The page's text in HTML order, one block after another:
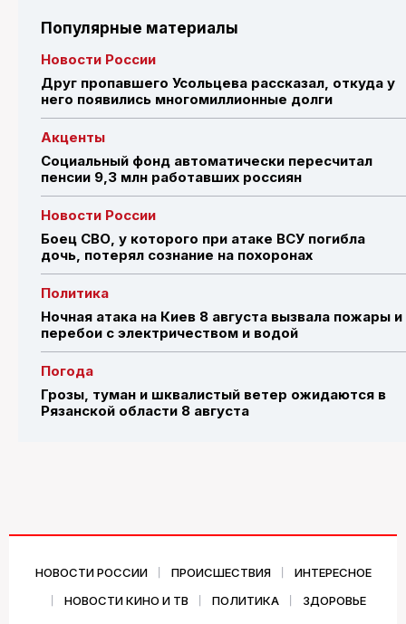
Популярные материалы
Новости России
Друг пропавшего Усольцева рассказал, откуда у
него появились многомиллионные долги
Акценты
Социальный фонд автоматически пересчитал
пенсии 9,3 млн работавших россиян
Новости России
Боец СВО, у которого при атаке ВСУ погибла
дочь, потерял сознание на похоронах
Политика
Ночная атака на Киев 8 августа вызвала пожары и
перебои с электричеством и водой
Погода
Грозы, туман и шквалистый ветер ожидаются в
Рязанской области 8 августа
НОВОСТИ РОССИИ ПРОИСШЕСТВИЯ
ИНТЕРЕСНОЕ
НОВОСТИ КИНО И ТВ
ПОЛИТИКА ЗДОРОВЬЕ